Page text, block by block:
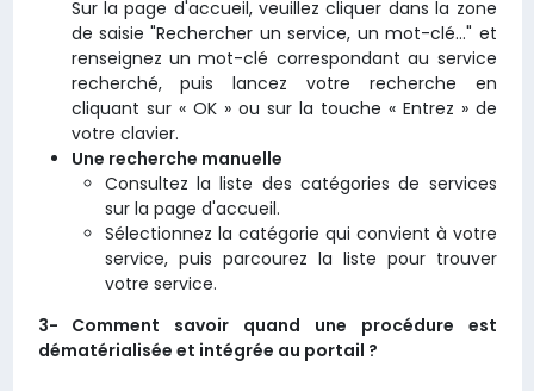
Sur la page d'accueil, veuillez cliquer dans la zone
de saisie "Rechercher un service, un mot-clé…" et
renseignez un mot-clé correspondant au service
recherché, puis lancez votre recherche en
cliquant sur « OK » ou sur la touche « Entrez » de
votre clavier.
Une recherche manuelle
Consultez la liste des catégories de services
sur la page d'accueil.
Sélectionnez la catégorie qui convient à votre
service, puis parcourez la liste pour trouver
votre service.
3- Comment savoir quand une procédure est
dématérialisée et intégrée au portail ?